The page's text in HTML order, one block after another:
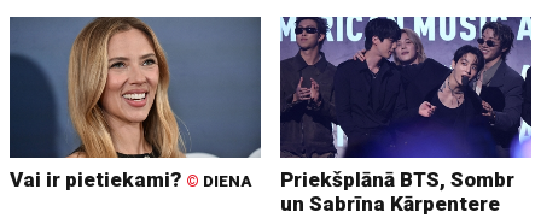
Vai ir pietiekami? © DIENA
Priekšplānā BTS, Sombr
un Sabrīna Kārpentere